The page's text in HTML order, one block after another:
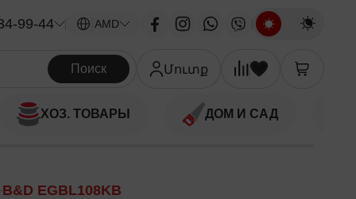
99-44 AMD
Поиск Մուտք
ХОЗ. ТОВАРЫ ДОМ И САД
B&D EGBL108KB